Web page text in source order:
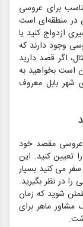
برای عروسی
در منطقه‌ای است
ازدواج کنید یا
وجود دارند که
اگر قصد دارید
است بخواهید به
شهر بابل معروف
عروسی مقصد خود
تعیین کنید. این
می کنید بسیار
را در نظر بگیرید.
شوید که زمان
مشاور ماهر برای